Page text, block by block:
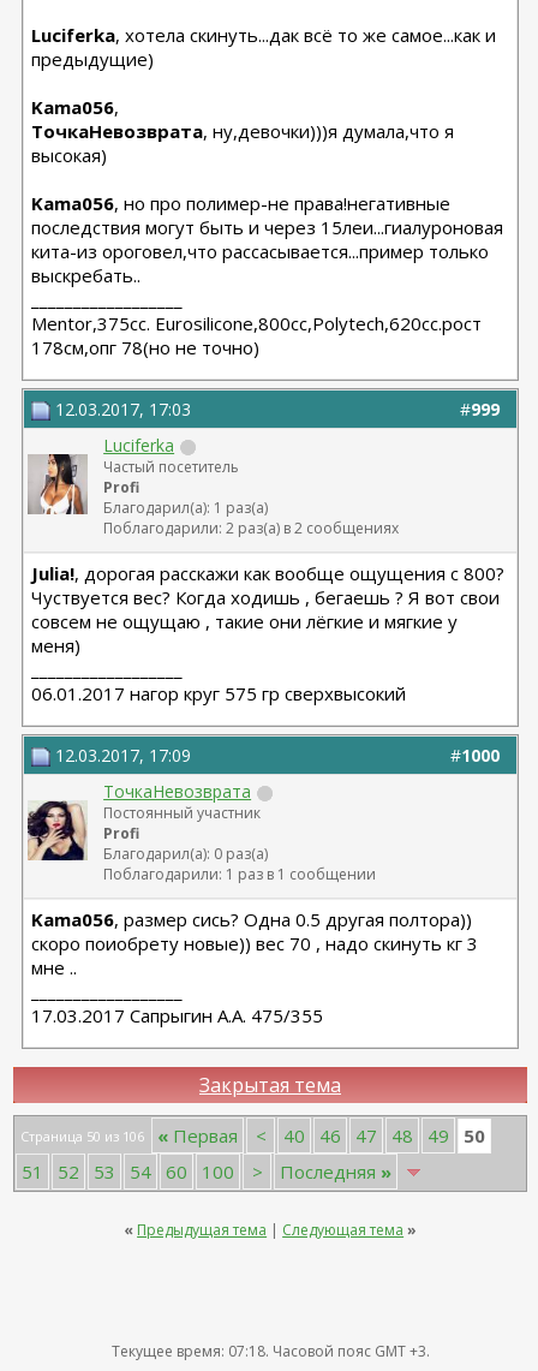
Luciferka, хотела скинуть...дак всё то же самое...как и
предыдущие)
Kama056,
ТочкаНевозврата, ну,девочки)))я думала,что я
высокая)
Kama056, но про полимер-не права!негативные
последствия могут быть и через 15леи...гиалуроновая
кита-из ороговел,что рассасывается...пример только
выскребать..
Мentor,375cc. Eurosilicone,800cc,Polytech,620cc.рост
178см,опг 78(но не точно)
#999
12.03.2017, 17:03
Luciferka
Частый посетитель
Profi
Благодарил(а): 1 раз(а)
Поблагодарили: 2 раз(а) в 2 сообщениях
Julia!, дорогая расскажи как вообще ощущения с 800?
Чуствуется вес? Когда ходишь , бегаешь ? Я вот свои
совсем не ощущаю , такие они лёгкие и мягкие у
меня)
06.01.2017 нагор круг 575 гр сверхвысокий
#1000
12.03.2017, 17:09
ТочкаНевозврата
Постоянный участник
Profi
Благодарил(а): 0 раз(а)
Поблагодарили: 1 раз в 1 сообщении
Kama056, размер сись? Одна 0.5 другая полтора))
скоро поиобрету новые)) вес 70 , надо скинуть кг 3
мне ..
17.03.2017 Сапрыгин А.А. 475/355
Закрытая тема
Страница 50 из 106 « Первая < 40 46 47 48 49
50
51
52 53 54 60 100 > Последняя »
« Предыдущая тема | Следующая тема »
Текущее время: 07:18. Часовой пояс GMT +3.